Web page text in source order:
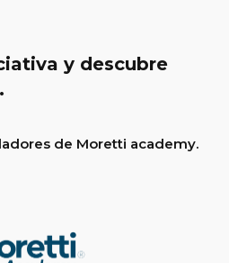
y descubre
de Moretti academy.